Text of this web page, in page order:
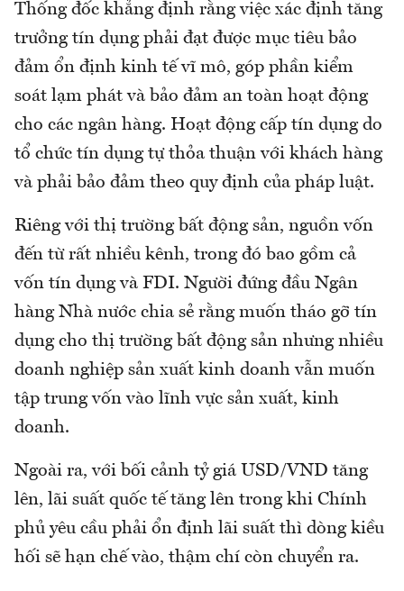
Thống đốc khẳng định rằng việc xác định tăng
trưởng tín dụng phải đạt được mục tiêu bảo
đảm ổn định kinh tế vĩ mô, góp phần kiểm
soát lạm phát và bảo đảm an toàn hoạt động
cho các ngân hàng. Hoạt động cấp tín dụng do
tổ chức tín dụng tự thỏa thuận với khách hàng
và phải bảo đảm theo quy định của pháp luật.
Riêng với thị trường bất động sản, nguồn vốn
đến từ rất nhiều kênh, trong đó bao gồm cả
vốn tín dụng và FDI. Người đứng đầu Ngân
hàng Nhà nước chia sẻ rằng muốn tháo gỡ tín
dụng cho thị trường bất động sản nhưng nhiều
doanh nghiệp sản xuất kinh doanh vẫn muốn
tập trung vốn vào lĩnh vực sản xuất, kinh
doanh.
Ngoài ra, với bối cảnh tỷ giá USD/VND tăng
lên, lãi suất quốc tế tăng lên trong khi Chính
phủ yêu cầu phải ổn định lãi suất thì dòng kiều
hối sẽ hạn chế vào, thậm chí còn chuyển ra.